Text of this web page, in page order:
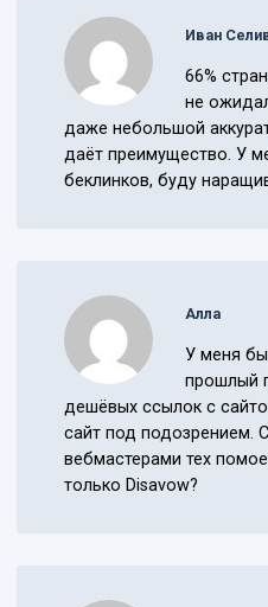
Иван
66%
не
даже небольшой
даёт преимущество. У
беклинков, буду
Алла
У меня
прошлый
дешёвых ссылок с
сайт под подозрением.
вебмастерами тех
только Disavow?